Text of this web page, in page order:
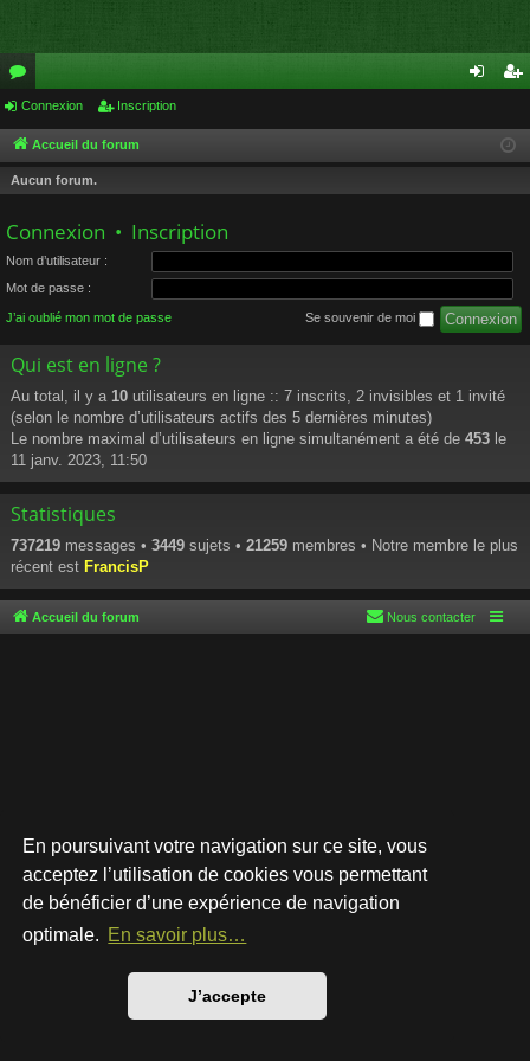
En poursuivant votre navigation sur ce site, vous
acceptez l’utilisation de cookies vous permettant
de bénéficier d’une expérience de navigation
optimale. En savoir plus…
J’accepte
or
u
m
cri
Connexion Inscription
Accueil du forum
Aucun forum.
Connexion • Inscription
Nom d’utilisateur :
Mot de passe :
J’ai oublié mon mot de passe Se souvenir de moi
Qui est en ligne ?
Au total, il y a 10 utilisateurs en ligne :: 7 inscrits, 2 invisibles et 1 invité
(selon le nombre d’utilisateurs actifs des 5 dernières minutes)
Le nombre maximal d’utilisateurs en ligne simultanément a été de 453 le
11 janv. 2023, 11:50
Statistiques
737219 messages • 3449 sujets • 21259 membres • Notre membre le plus
récent est FrancisP
Accueil du forum Nous contacter
Développé parphpBB® Forum Software © phpBB Limited
Style par
Traduction française officielle